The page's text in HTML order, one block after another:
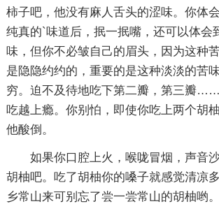
柿子吧，他没有麻人舌头的涩味。你体
纯真的`味道后，抿一抿嘴，还可以体会
味，但你不必皱自己的眉头，因为这种
是隐隐约约的，重要的是这种淡淡的苦
穷。迫不及待地吃下第二瓣，第三瓣
吃越上瘾。你别怕，即使你吃上两个胡
他酸倒。
如果你口腔上火，喉咙冒烟，声音
胡柚吧。吃了胡柚你的嗓子就感觉清凉
乡常山来可别忘了尝一尝常山的胡柚哟。